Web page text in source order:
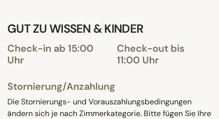
GUT ZU WISSEN & KINDER
Check-in ab 15:00
Uhr
Check-out bis
11:00 Uhr
Stornierung/Anzahlung
Die Stornierungs- und Vorauszahlungsbedingungen
ändern sich je nach Zimmerkategorie. Bitte fügen Sie Ihre